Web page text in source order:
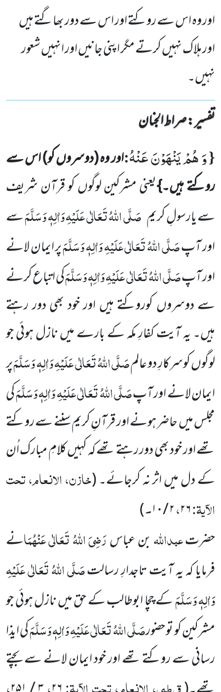
اور وہ اس سے روکتے اور اس سے دور بھاگتے ہیں
اور ہلاک نہیں کرتے مگر اپنی جانیں اور انہیں شعور
نہیں۔
تفسیر : ‎صراط الجنان
{وَ هُمْ یَنْهَوْنَ عَنْهُ:اور وہ(دوسروں کو)اس سے
روکتے ہیں۔}یعنی مشرکین لوگوں کو قرآن شریف
سے یارسولِ کریم صَلَّی اللہُ تَعَالٰی عَلَیْہِ وَاٰلِہٖ وَسَلَّمَسے
اور آپصَلَّی اللہُ تَعَالٰی عَلَیْہِ وَاٰلِہٖ وَسَلَّمَپر ایمان لانے
اور آپصَلَّی اللہُ تَعَالٰی عَلَیْہِ وَاٰلِہٖ وَسَلَّمَکی اتباع کرنے
سے دوسروں کوروکتے ہیں اور خود بھی دور رہتے
ہیں۔ یہ آیت کفارِ مکہ کے بارے میں نازل ہوئی جو
لوگوں کوسرکارِ دو عالمصَلَّی اللہُ تَعَالٰی عَلَیْہِ وَاٰلِہٖ وَسَلَّمَپر
ایمان لانے اور آپصَلَّی اللہُ تَعَالٰی عَلَیْہِ وَاٰلِہٖ وَسَلَّمَکی
مجلس میں حاضر ہونے اور قرآنِ کریم سننے سے روکتے
تھے اور خود بھی دور رہتے تھے کہ کہیں کلامِ مبارک اُن
کے دل میں اثر نہ کرجائے۔(خازن، الانعام، تحت
الآیۃ:۲۶،۲/۱۰۔)
حضرتعبداللہبن عباسرَضِیَ اللہُ تَعَالٰی عَنْہُمَانے
فرمایا کہ یہ آیت تاجدارِ رسالتصَلَّی اللہُ تَعَالٰی عَلَیْہِ
وَاٰلِہٖ وَسَلَّمَکے چچا ابوطالب کے حق میں نازل ہوئی جو
مشرکین کو تو حضورصَلَّی اللہُ تَعَالٰی عَلَیْہِ وَاٰلِہٖ وَسَلَّمَکی ایذا
رسانی سے روکتے تھے اور خود ایمان لانے سے بچتے